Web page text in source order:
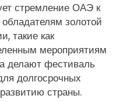
стремление ОАЭ к
золотой
такие как
мероприятиям
делают фестиваль
долгосрочных
страны.